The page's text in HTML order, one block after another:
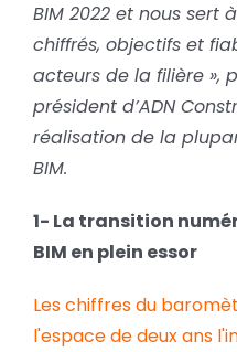
BIM 2022 et nous sert
chiffrés, objectifs et
acteurs de la filière »,
président d’ADN
réalisation de la
BIM.
1- La transition
BIM en plein essor
Les chiffres du
l'espace de deux ans